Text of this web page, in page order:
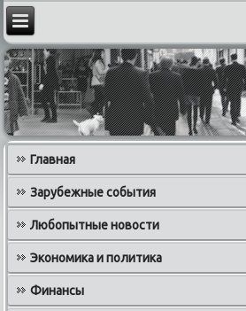
Главная
Зарубежные события
Любопытные новости
Экономика и политика
Финансы